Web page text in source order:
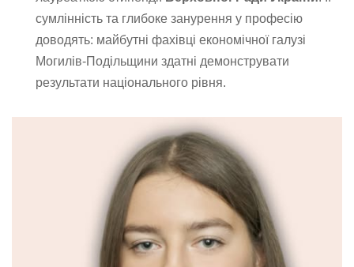
сумлінність та глибоке занурення у професію
доводять: майбутні фахівці економічної галузі
Могилів-Подільщини здатні демонструвати
результати національного рівня.